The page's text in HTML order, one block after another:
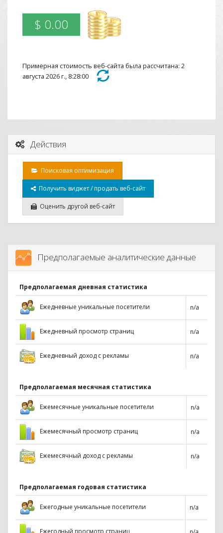
$ 0.00
Примерная стоимость веб-сайта была рассчитана: 2
августа 2026 г., 8:28:00
Действия
Поисковая оптимизация
Получить виджет / продать веб-сайт
Оценить другой веб-сайт
Предполагаемые аналитические данные
Предполагаемая дневная статистика
Ежедневные уникальные посетители n/a
Ежедневный просмотр страниц n/a
Ежедневный доход с рекламы n/a
Предполагаемая месячная статистика
Ежемесячные уникальные посетители n/a
Ежемесячный просмотр страниц n/a
Ежемесячный доход с рекламы n/a
Предполагаемая годовая статистика
Ежегодные уникальные посетители n/a
Ежегодный просмотр страниц